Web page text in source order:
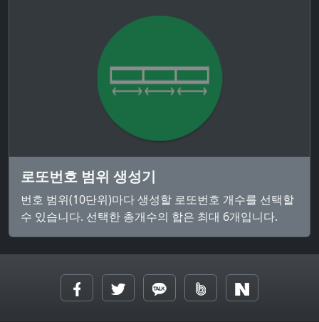
로또번호 범위 생성기
번호 범위(10단위)마다 생성할 로또번호 개수를 선택할
수 있습니다. 선택한 총개수의 합은 최대 6개입니다.